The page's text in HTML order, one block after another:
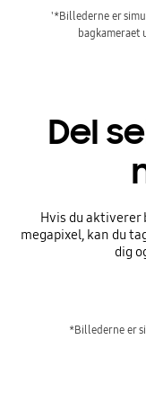
'*Billederne er
bagkameraet
Del
Hvis du
megapixel, kan du
dig
*Billederne er